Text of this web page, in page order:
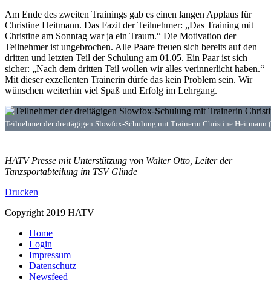
Am Ende des zweiten Trainings gab es einen langen Applaus für
Christine Heitmann. Das Fazit der Teilnehmer: „Das Training mit
Christine am Sonntag war ja ein Traum.“ Die Motivation der
Teilnehmer ist ungebrochen. Alle Paare freuen sich bereits auf den
dritten und letzten Teil der Schulung am 01.05. Ein Paar ist sich
sicher: „Nach dem dritten Teil wollen wir alles verinnerlicht haben.“
Mit dieser exzellenten Trainerin dürfe das kein Problem sein. Wir
wünschen weiterhin viel Spaß und Erfolg im Lehrgang.
Teilnehmer der dreitägigen Slowfox-Schulung mit Trainerin Christine Heitmann
HATV Presse mit Unterstützung von Walter Otto, Leiter der
Tanzsportabteilung im TSV Glinde
Drucken
Copyright 2019 HATV
Home
Login
Impressum
Datenschutz
Newsfeed